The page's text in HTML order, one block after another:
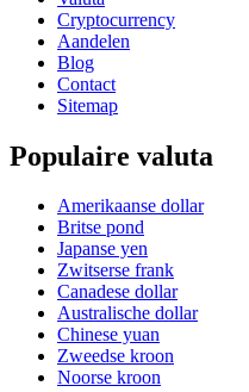
Cryptocurrency
Aandelen
Blog
Contact
Sitemap
Populaire valuta
Amerikaanse dollar
Britse pond
Japanse yen
Zwitserse frank
Canadese dollar
Australische dollar
Chinese yuan
Zweedse kroon
Noorse kroon